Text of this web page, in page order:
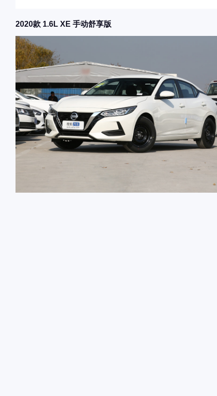
2020款 1.6L XE 手动舒享版